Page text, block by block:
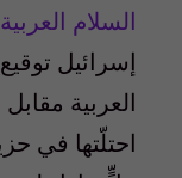
السلام العربية
إسرائيل
العربية
احتلّتها في